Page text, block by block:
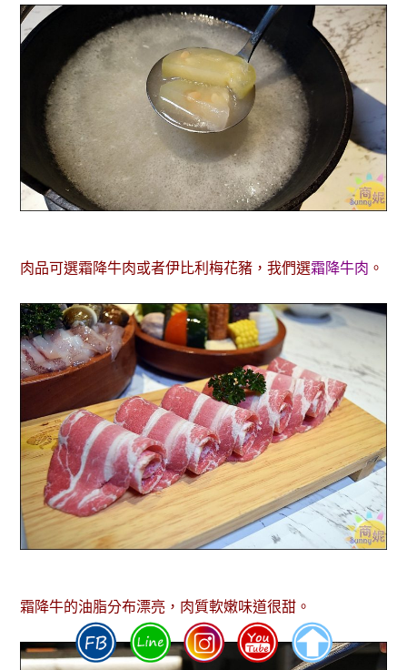
肉品可選霜降牛肉或者伊比利梅花豬，我們選霜降牛肉 。
霜降牛的油脂分布漂亮，肉質軟嫩味道很甜。